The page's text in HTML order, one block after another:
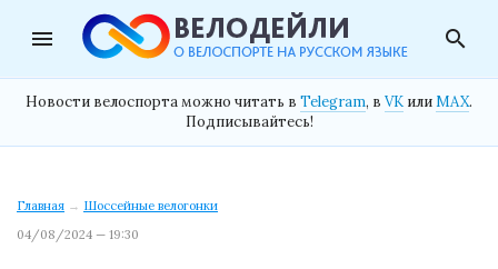
menu search
Новости велоспорта можно читать в Telegram, в VK илиMAX.
Подписывайтесь!
Главная → Шоссейные велогонки
04/08/2024 — 19:30